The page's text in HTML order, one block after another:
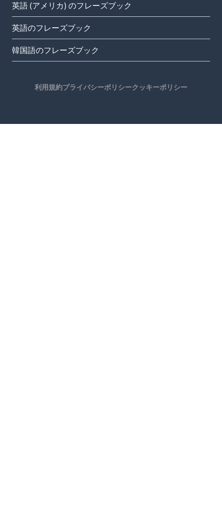
英語 (アメリカ) のフレーズブック
英語のフレーズブック
韓国語のフレーズブック
利用規約プライバシーポリシークッキーポリシー